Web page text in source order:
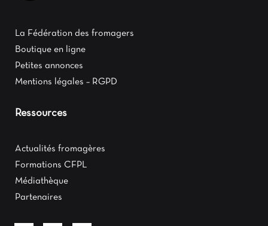
La Fédération des fromagers
Boutique en ligne
Petites annonces
Mentions légales – RGPD
Ressources
Actualités fromagères
Formations CFPL
Médiathèque
Partenaires